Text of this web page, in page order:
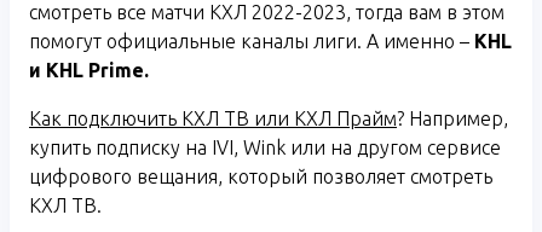
смотреть все матчи КХЛ 2022-2023, тогда вам в этом
помогут официальные каналы лиги. А именно – KHL
и KHL Prime.
Как подключить КХЛ ТВ или КХЛ Прайм? Например,
купить подписку на IVI, Wink или на другом сервисе
цифрового вещания, который позволяет смотреть
КХЛ ТВ.